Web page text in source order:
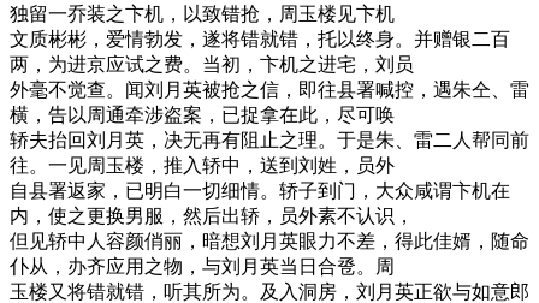
独留一乔装之卞机，以致错抢，周玉楼见卞机
文质彬彬，爱情勃发，遂将错就错，托以终身。并赠银二百
两，为进京应试之费。当初，卞机之进宅，刘员
外毫不觉查。闻刘月英被抢之信，即往县署喊控，遇朱仝、雷
横，告以周通牵涉盗案，已捉拿在此，尽可唤
轿夫抬回刘月英，决无再有阻止之理。于是朱、雷二人帮同前
往。一见周玉楼，推入轿中，送到刘姓，员外
自县署返家，已明白一切细情。轿子到门，大众咸谓卞机在
内，使之更换男服，然后出轿，员外素不认识，
但见轿中人容颜俏丽，暗想刘月英眼力不差，得此佳婿，随命
仆从，办齐应用之物，与刘月英当日合卺。周
玉楼又将错就错，听其所为。及入洞房，刘月英正欲与如意郎